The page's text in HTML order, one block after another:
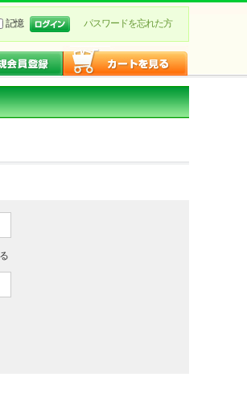
記憶 パスワードを忘れた方